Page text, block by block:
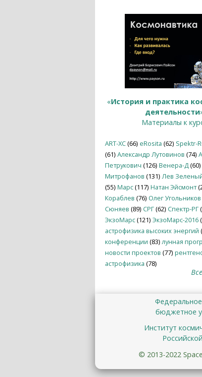
«История и практика
деятельности
Материалы к
ART-XC(66) eRosita (62) Spektr-
(61) Александр Лутовинов (74)
Петрукович (126) Венера-Д(60)
Митрофанов (131) Лев
(55) Марс(117) Натан Эйсмонт
Кораблев (76) Олег Угольников
Сюняев (89) СРГ(62) Спектр-РГ
ЭкзоМарс(121) ЭкзоМарс-2016
астрофизика высоких энергий
конференции (83) лунная
новости проектов (77)
астрофизика (78)
бюджетное
Институт
© 2013-2022